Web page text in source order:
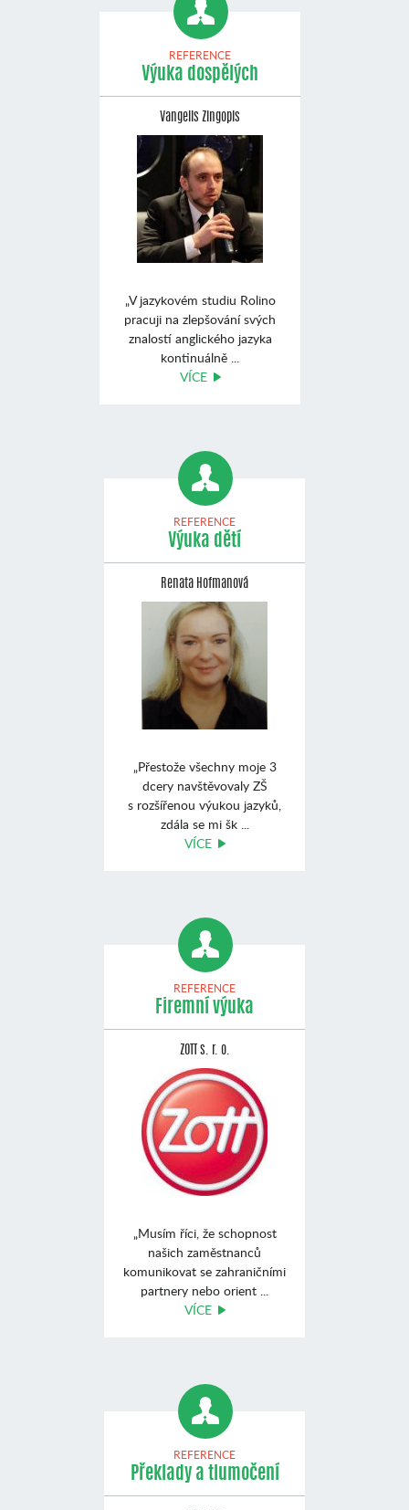
REFERENCE
Výuka dospělých
Vangelis Zingopis
„V jazykovém studiu Rolino
pracuji na zlepšování svých
znalostí anglického jazyka
kontinuálně ...
VÍCE
REFERENCE
Výuka dětí
Renata Hofmanová
„Přestože všechny moje 3
dcery navštěvovaly ZŠ
s rozšířenou výukou jazyků,
zdála se mi šk ...
VÍCE
REFERENCE
Firemní výuka
ZOTT s. r. o.
„Musím říci, že schopnost
našich zaměstnanců
komunikovat se zahraničními
partnery nebo orient ...
VÍCE
REFERENCE
Překlady a tlumočení